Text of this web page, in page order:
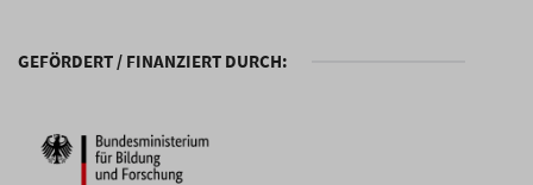
GEFÖRDERT / FINANZIERT DURCH: